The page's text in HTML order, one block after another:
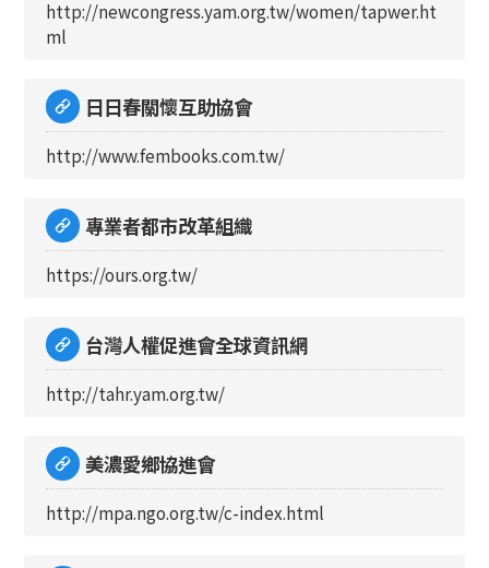
http://newcongress.yam.org.tw/women/tapwer.ht
ml
日日春關懷互助協會
http://www.fembooks.com.tw/
專業者都市改革組織
https://ours.org.tw/
台灣人權促進會全球資訊網
http://tahr.yam.org.tw/
美濃愛鄉協進會
http://mpa.ngo.org.tw/c-index.html